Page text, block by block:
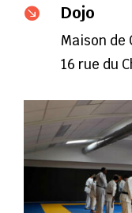
 Dojo
Maison de
16 rue du